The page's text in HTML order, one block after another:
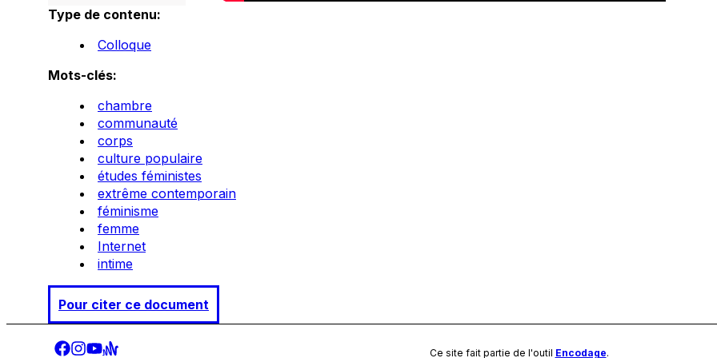
Type de contenu:
Colloque
Mots-clés:
chambre
communauté
corps
culture populaire
études féministes
extrême contemporain
féminisme
femme
Internet
intime
Pour citer ce document
Ce site fait partie de l'outil Encodage.